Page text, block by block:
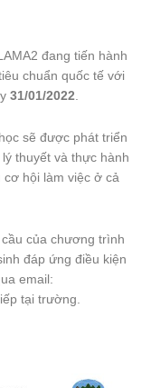
đang tiến hành
chuẩn quốc tế với
31/01/2022
sẽ được phát triển
thuyết và thực hành
hội làm việc ở cả
của chương trình
đáp ứng điều kiện
email:
tại trường.